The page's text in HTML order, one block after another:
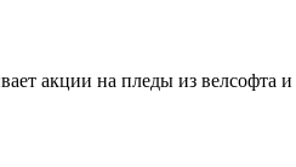
акции на пледы из